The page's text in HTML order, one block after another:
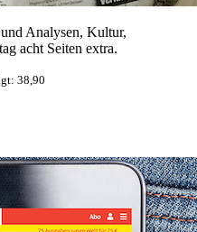
Analysen, Kultur,
acht Seiten extra.
38,90